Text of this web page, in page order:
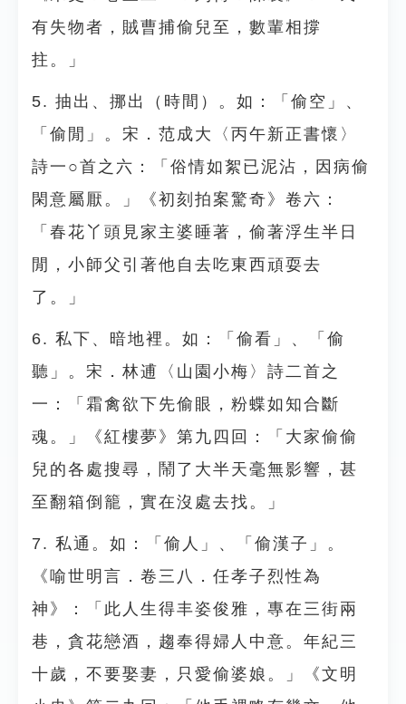
有失物者，賊曹捕偷兒至，數輩相撐
拄。」
5. 抽出、挪出（時間）。如：「偷空」、
「偷閒」。宋．范成大〈丙午新正書懷〉
詩一○首之六：「俗情如絮已泥沾，因病偷
閑意屬厭。」《初刻拍案驚奇》卷六：
「春花丫頭見家主婆睡著，偷著浮生半日
閒，小師父引著他自去吃東西頑耍去
了。」
6. 私下、暗地裡。如：「偷看」、「偷
聽」。宋．林逋〈山園小梅〉詩二首之
一：「霜禽欲下先偷眼，粉蝶如知合斷
魂。」《紅樓夢》第九四回：「大家偷偷
兒的各處搜尋，鬧了大半天毫無影響，甚
至翻箱倒籠，實在沒處去找。」
7. 私通。如：「偷人」、「偷漢子」。
《喻世明言．卷三八．任孝子烈性為
神》：「此人生得丰姿俊雅，專在三街兩
巷，貪花戀酒，趨奉得婦人中意。年紀三
十歲，不要娶妻，只愛偷婆娘。」《文明